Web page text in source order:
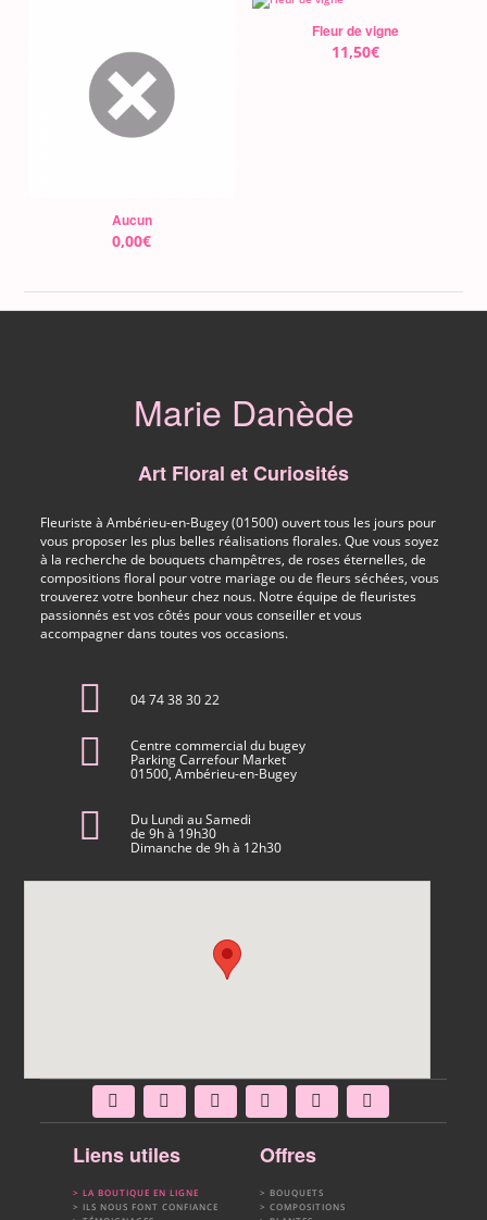
Aucun
0,00€
Fleur de vigne
11,50€
Marie Danède
Art Floral et Curiosités
Fleuriste à Ambérieu-en-Bugey (01500) ouvert tous les jours pour
vous proposer les plus belles réalisations florales. Que vous soyez
à la recherche de bouquets champêtres, de roses éternelles, de
compositions floral pour votre mariage ou de fleurs séchées, vous
trouverez votre bonheur chez nous. Notre équipe de fleuristes
passionnés est vos côtés pour vous conseiller et vous
accompagner dans toutes vos occasions.
04 74 38 30 22
Centre commercial du bugey
Parking Carrefour Market
01500, Ambérieu-en-Bugey
Du Lundi au Samedi
de 9h à 19h30
Dimanche de 9h à 12h30
Liens utiles
LA BOUTIQUE EN LIGNE
ILS NOUS FONT CONFIANCE
Offres
BOUQUETS
COMPOSITIONS